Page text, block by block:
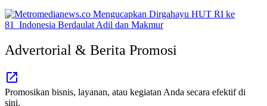
Advertorial & Berita Promosi
Promosikan bisnis, layanan, atau kegiatan Anda secara efektif di
sini.